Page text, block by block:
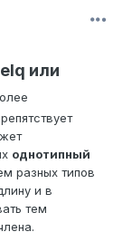
или
однотипный
разных типов
и в
тем